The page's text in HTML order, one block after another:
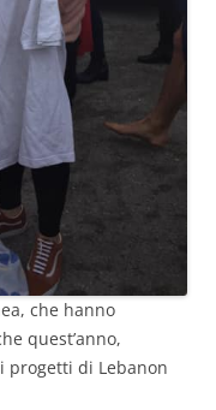
che hanno
quest’anno,
progetti di Lebanon